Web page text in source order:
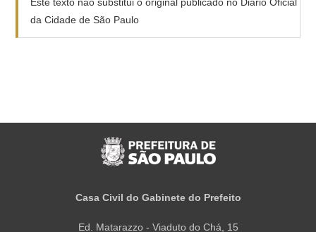
da Cidade de São Paulo
Casa Civil do Gabinete do Prefeito
Ed. Matarazzo - Viaduto do Chá, 15